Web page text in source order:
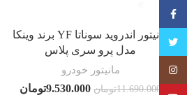
مانیتور اندروید سوناتا YF برند وینکا
مدل پرو سری پلاس
مانیتور خودرو
11.690.000تومان 9.530.000تومان
تویتر
Instagram